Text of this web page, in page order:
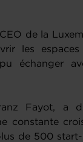
de la
les
échanger
Fayot, a
constante
de 500